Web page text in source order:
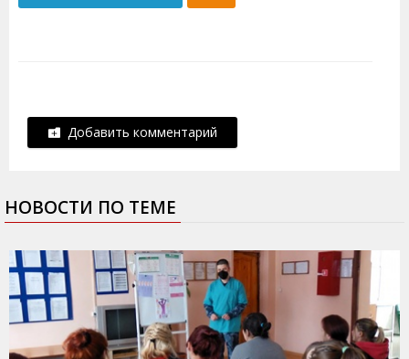
Добавить комментарий
НОВОСТИ ПО ТЕМЕ